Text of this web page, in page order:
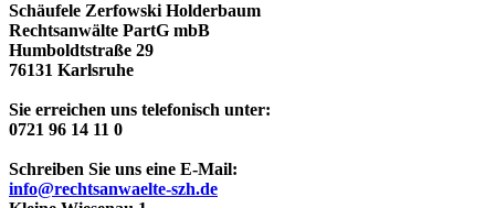
Schäufele Zerfowski Holderbaum
Rechtsanwälte PartG mbB
Humboldtstraße 29
76131 Karlsruhe
Sie erreichen uns telefonisch unter:
0721 96 14 11 0
Schreiben Sie uns eine E-Mail:
info@rechtsanwaelte-szh.de